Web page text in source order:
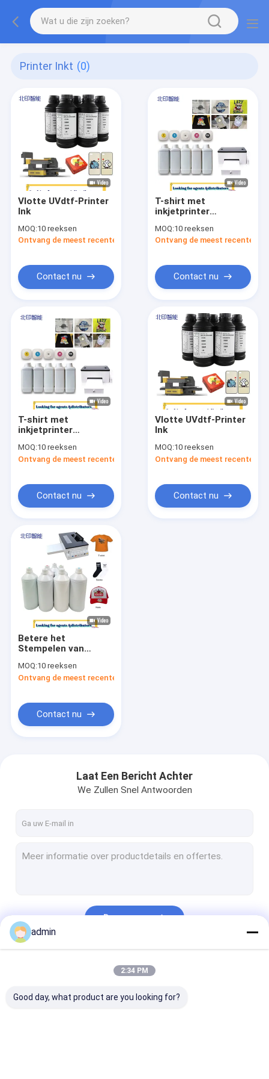
Printer Inkt (0)
Vlotte UVdtf-Printer
Ink
MOQ:10 reeksen
Ontvang de meest recente Prijs
Contact nu
T-shirt met
inkjetprinter
MOQ:10 reeksen
Ontvang de meest recente
Contact nu
T-shirt met
inkjetprinter
MOQ:10 reeksen
Ontvang de meest recente Prijs
Contact nu
Vlotte UVdtf-Printer
Ink
MOQ:10 reeksen
Ontvang de meest recente
Contact nu
Betere het
Stempelen van
Hete van de de
Hitteoverdracht van
Xp600 Tx800 I3200
MOQ:10 reeksen
Ontvang de meest recente Prijs
Contact nu
Laat Een Bericht Achter
We Zullen Snel Antwoorden
Doorgaan
admin
2:34 PM
Good day, what product are you looking for?